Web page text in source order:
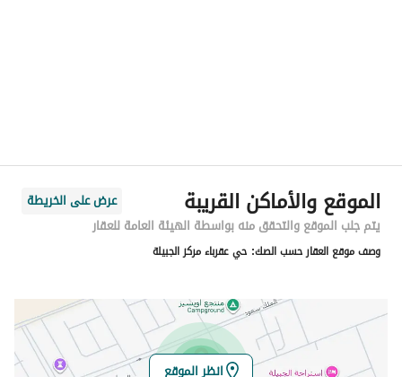
رقم المبنى
8974
الرقم الاضافي
3726
24.920182735627748
خط الطول
46.43466621995757
الموقع والأماكن القريبة
عرض على الخريطة
يتم جلب الموقع والتحقق منه بواسطة الهيئة العامة للعقار
وصف موقع العقار حسب الصك: حي عقرباء مركز الجبيلة
انظر الموقع